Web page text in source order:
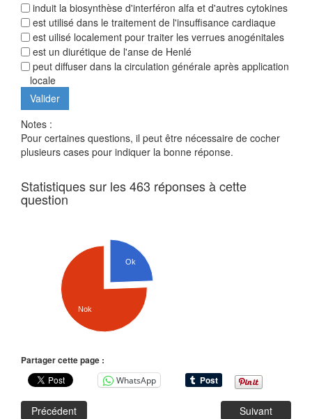
induit la biosynthèse d'interféron alfa et d'autres cytokines
est utilisé dans le traitement de l'insuffisance cardiaque
est uilisé localement pour traiter les verrues anogénitales
est un diurétique de l'anse de Henlé
peut diffuser dans la circulation générale après application
locale
Notes :
Pour certaines questions, il peut être nécessaire de cocher
plusieurs cases pour indiquer la bonne réponse.
Statistiques sur les 463 réponses à cette
question
Ok
Nok
Partager cette page :
WhatsApp
Précédent Suivant